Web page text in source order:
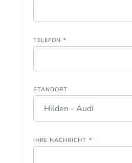
TELEFON *
STANDORT
Hilden - Audi
IHRE NACHRICHT *